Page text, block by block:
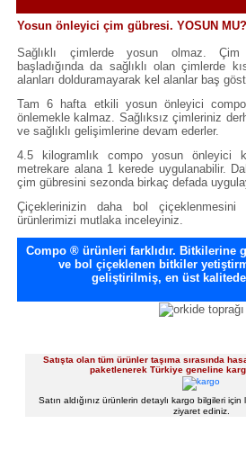
Yosun önleyici çim gübresi. YOSUN
Sağlıklı çimlerde yosun olmaz. Çim
başladığında da sağlıklı olan çimlerde
alanları dolduramayarak kel alanlar baş
Tam 6 hafta etkili yosun önleyici
önlemekle kalmaz. Sağlıksız çimleriniz
ve sağlıklı gelişimlerine devam ederler.
4.5 kilogramlık compo yosun önleyici
metrekare alana 1 kerede uygulanabilir.
çim gübresini sezonda birkaç defada
Çiçeklerinizin daha bol çiçeklenmesini
ürünlerimizi mutlaka inceleyiniz.
Compo ® ürünleri farklıdır. Bitkilerine
ve bol çiçeklenen bitkiler
geliştirilmiş, en üst
Satışta olan tüm ürünler taşıma sırasında
paketlenerek Türkiye geneline
Satın aldığınız ürünlerin detaylı kargo bilgileri için
ziyaret ediniz.